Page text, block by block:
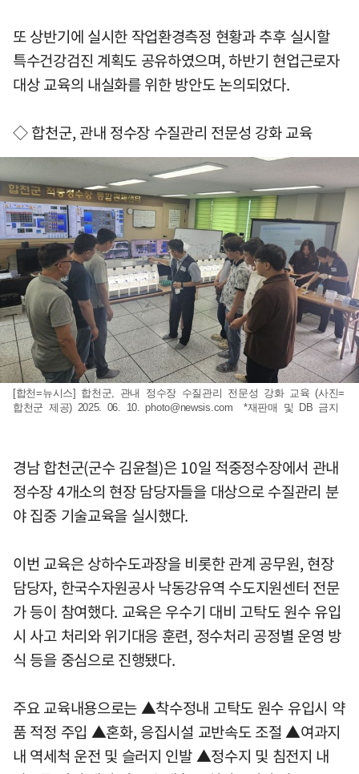
또 상반기에 실시한 작업환경측정 현황과 추후 실시할
특수건강검진 계획도 공유하였으며, 하반기 현업근로자
대상 교육의 내실화를 위한 방안도 논의되었다.
◇ 합천군, 관내 정수장 수질관리 전문성 강화 교육
[합천=뉴시스] 합천군, 관내 정수장 수질관리 전문성 강화 교육 (사진=
합천군 제공) 2025. 06. 10.photo@newsis.com *재판매 및 DB 금지
경남 합천군(군수 김윤철)은 10일 적중정수장에서 관내
정수장 4개소의 현장 담당자들을 대상으로 수질관리 분
야 집중 기술교육을 실시했다.
이번 교육은 상하수도과장을 비롯한 관계 공무원, 현장
담당자, 한국수자원공사 낙동강유역 수도지원센터 전문
가 등이 참여했다. 교육은 우수기 대비 고탁도 원수 유입
시 사고 처리와 위기대응 훈련, 정수처리 공정별 운영 방
식 등을 중심으로 진행됐다.
주요 교육내용으로는 ▲착수정내 고탁도 원수 유입시 약
품 적정 주입 ▲혼화, 응집시설 교반속도 조절 ▲여과지
내 역세척 운전 및 슬러지 인발 ▲정수지 및 침전지 내